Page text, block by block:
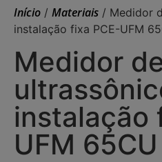
Início / Materiais / Medidor
instalação fixa PCE-UFM
Medidor
instalação
UFM 65CU